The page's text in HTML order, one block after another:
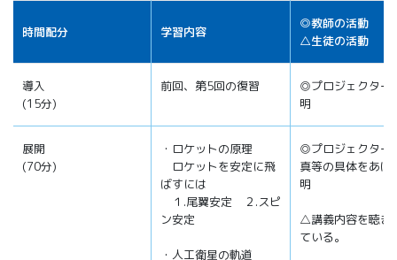
時間配分 学習内容
◎教師の活動
△生徒の活動
導入
(15分)
前回、第5回の復習
◎プロジェクター
明
展開
(70分)
・ロケットの原理
ロケットを安定に飛
ばすには
１.尾翼安定 ２.スピ
ン安定
・人工衛星の軌道
◎プロジェクター
真等の具体をあげ
明
△講義内容を聴き
ている。